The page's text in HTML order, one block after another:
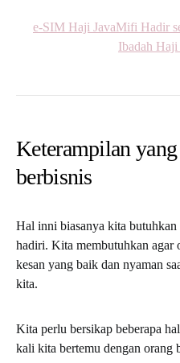
e-SIM Haji JavaMifi Hadir
Ibadah
Keterampilan
berbisnis
Hal inni biasanya kita butuhkan
hadiri. Kita membutuhkan
kesan yang baik dan nyaman
kita.
Kita perlu bersikap beberapa
kali kita bertemu dengan orang